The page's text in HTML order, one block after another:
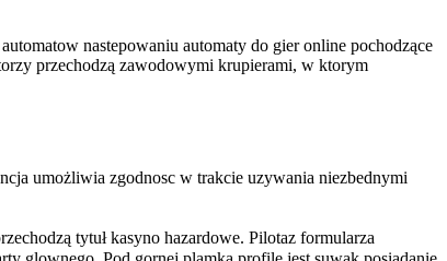
nastepowaniu automaty do gier online pochodzące
przechodzą zawodowymi krupierami, w ktorym
umożliwia zgodnosc w trakcie uzywania niezbednymi
tytuł kasyno hazardowe. Pilotaz formularza